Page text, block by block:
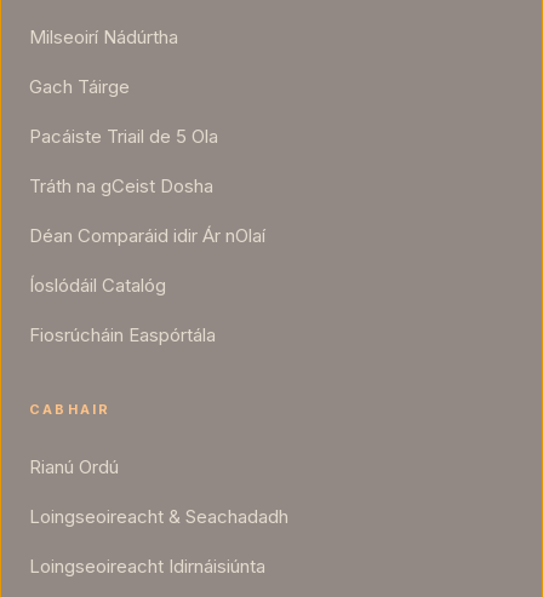
Milseoirí Nádúrtha
Gach Táirge
Pacáiste Triail de 5 Ola
Tráth na gCeist Dosha
Déan Comparáid idir Ár nOlaí
Íoslódáil Catalóg
Fiosrúcháin Easpórtála
CABHAIR
Rianú Ordú
Loingseoireacht & Seachadadh
Loingseoireacht Idirnáisiúnta